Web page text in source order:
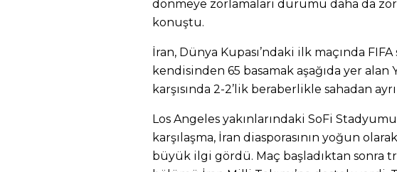
dönmeye zorlamaları durumu daha da
konuştu.
İran, Dünya Kupası’ndaki ilk maçında FIFA
kendisinden 65 basamak aşağıda yer alan
karşısında 2-2’lik beraberlikle sahadan
Los Angeles yakınlarındaki SoFi
karşılaşma, İran diasporasının yoğun
büyük ilgi gördü. Maç başladıktan sonra